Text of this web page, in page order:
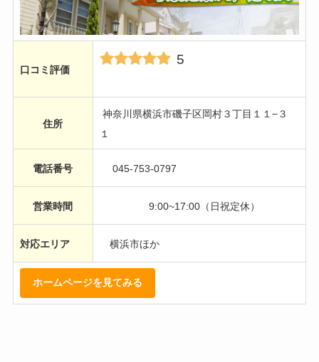
口コミ評価
5
住所
神奈川県横浜市磯子区岡村３丁目１１−３
１
電話番号 045-753-0797
営業時間 9:00~17:00（日祝定休）
対応エリア 横浜市ほか
ホームページを見てみる